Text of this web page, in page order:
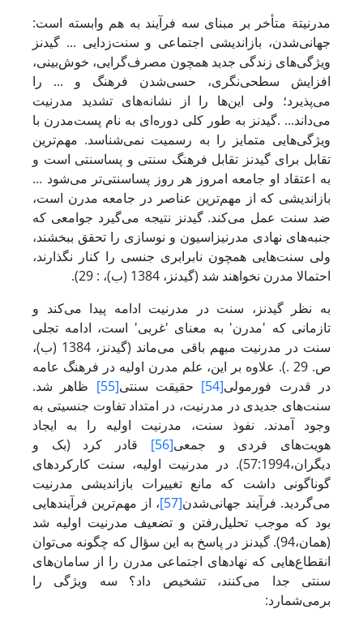
مدرنیتة متأخر بر مبنای سه فرآیند به هم وابسته است:
جهانی‌شدن، بازاندیشی اجتماعی و سنت‌زدایی ... گیدنز
ویژگی‌های زندگی جدید همچون مصرف‌گرایی، خوش‌بینی،
افزایش سطحی‌نگری، حسی‌شدن فرهنگ و ... را
می‌پذیرد؛ ولی این‌ها را از نشانه‌های تشدید مدرنیت
می‌داند... .گیدنز به طور کلی دوره‌ای به نام پست‌مدرن با
ویژگی‌هایی متمایز را به رسمیت نمی‌شناسد. مهم‌ترین
تقابل برای گیدنز تقابل فرهنگ سنتی و پساسنتی است و
به اعتقاد او جامعه امروز هر روز پساسنتی‌تر می‌شود ...
بازاندیشی که از مهم‌ترین عناصر در جامعه مدرن است،
ضد سنت عمل می‌کند. گیدنز نتیجه می‌گیرد جوامعی که
جنبه‌های نهادی مدرنیزاسیون و نوسازی را تحقق ببخشند،
ولی سنت‌هایی همچون نابرابری جنسی را کنار نگذارند،
احتمالا مدرن نخواهند شد (گیدنز، 1384 (ب)، : 29).
به نظر گیدنز، سنت در مدرنیت ادامه پیدا می‌کند و
تازمانی که 'مدرن' به معنای 'غربی' است، ادامه تجلی
سنت در مدرنیت مبهم باقی می‌ماند (گیدنز، 1384 (ب)،
ص. 29 .). علاوه بر این، علم مدرن اولیه در فرهنگ عامه
در قدرت فورمولی[54] حقیقت سنتی[55]
ظاهر شد.
سنت‌های جدیدی در مدرنیت، در امتداد تفاوت جنسیتی به
وجود آمدند. نفوذ سنت، مدرنیت اولیه را به ایجاد
هویت‌های فردی و جمعی[56]
قادر کرد (بک و
دیگران،57:1994). در مدرنیت اولیه، سنت کارکردهای
گوناگونی داشت که مانع تغییرات بازاندیشی مدرنیت
می‌گردید. فرآیند جهانی‌شدن[57]
، از مهم‌ترین فرآیندهایی
بود که موجب تحلیل‌رفتن و تضعیف مدرنیت اولیه شد
(همان،94). گیدنز در پاسخ به این سؤال که چگونه می‌توان
انقطاع‌هایی که نهادهای اجتماعی مدرن را از سامان‌های
سنتی جدا می‌کنند، تشخیص داد؟ سه ویژگی را
برمی‌شمارد: